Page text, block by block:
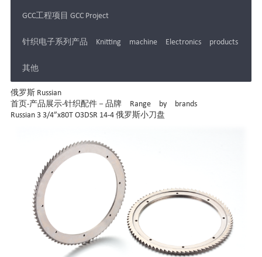
GCC工程项目 GCC Project
针织电子系列产品 Knitting machine Electronics products
其他
俄罗斯 Russian
首页-产品展示-针织配件－品牌 Range by brands
Russian 3 3/4”x80T O3DSR 14-4 俄罗斯小刀盘